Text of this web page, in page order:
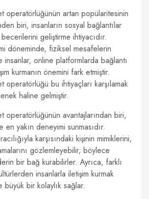
operatörlüğünün artan popülaritesinin
biri, insanların sosyal bağlantılar
geliştirme ihtiyacıdır.
döneminde, fiziksel mesafelerin
insanlar, online platformlarda bağlantı
kurmanın önemini fark etmiştir.
operatörlüğü bu ihtiyaçları karşılamak
haline gelmiştir.
operatörlüğünün avantajlarından biri,
en yakın deneyimi sunmasıdır.
karşısındaki kişinin mimiklerini,
gözlemleyebilir, böylece
bir bağ kurabilirler. Ayrıca, farklı
insanlarla iletişim kurmak
bir kolaylık sağlar.